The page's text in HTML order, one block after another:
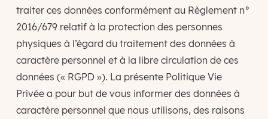
traiter ces données conformément au Règlement n°
2016/679 relatif à la protection des personnes
physiques à l’égard du traitement des données à
caractère personnel et à la libre circulation de ces
données (« RGPD »). La présente Politique Vie
Privée a pour but de vous informer des données à
caractère personnel que nous utilisons, des raisons